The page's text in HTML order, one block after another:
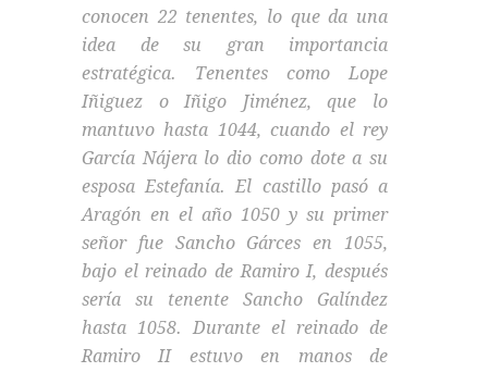
conocen 22 tenentes, lo que da una
idea de su gran importancia
estratégica. Tenentes como Lope
Iñiguez o Iñigo Jiménez, que lo
mantuvo hasta 1044, cuando el rey
García Nájera lo dio como dote a su
esposa Estefanía. El castillo pasó a
Aragón en el año 1050 y su primer
señor fue Sancho Gárces en 1055,
bajo el reinado de Ramiro I, después
sería su tenente Sancho Galíndez
hasta 1058. Durante el reinado de
Ramiro II estuvo en manos de